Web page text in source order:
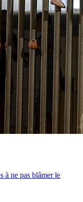
à ne pas blâmer le